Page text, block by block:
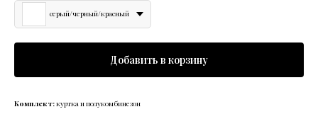
серый/черный/красный
Добавить в корзину
Комплект:куртка и полукомбинезон